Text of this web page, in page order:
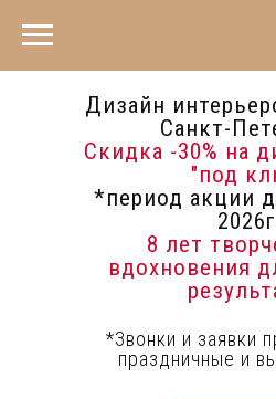
*Звонки и заявки
праздничные и
Дизайн
Санкт-
Скидка -30% на
"под
*период акции
8 лет
вдохновения